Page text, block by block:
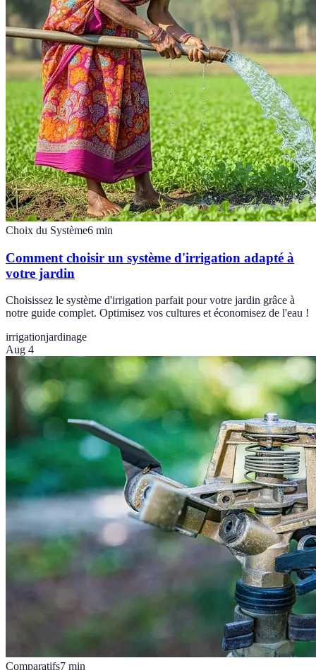
Choix du Système6 min
Comment choisir un système d'irrigation adapté à
votre jardin
Choisissez le système d'irrigation parfait pour votre jardin grâce à
notre guide complet. Optimisez vos cultures et économisez de l'eau !
irrigationjardinage
Aug 4
Comparatifs7 min